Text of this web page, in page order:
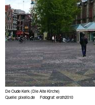
De Oude Kerk (Die Alte Kirche)
Quelle: pixelio.de Fotograf: eroth2010